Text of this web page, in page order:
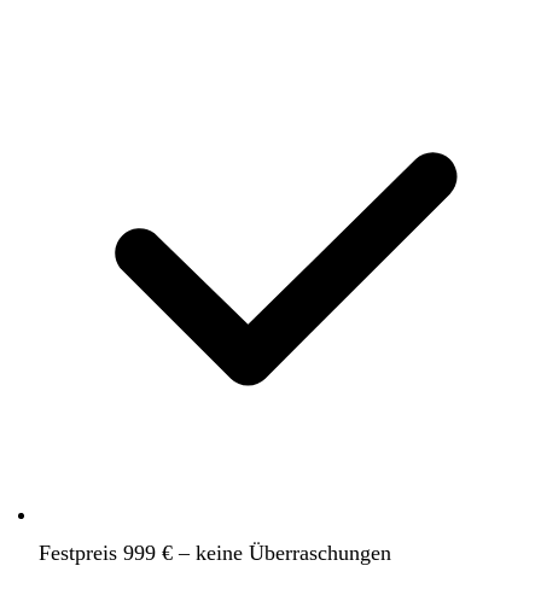
Festpreis 999 € – keine Überraschungen